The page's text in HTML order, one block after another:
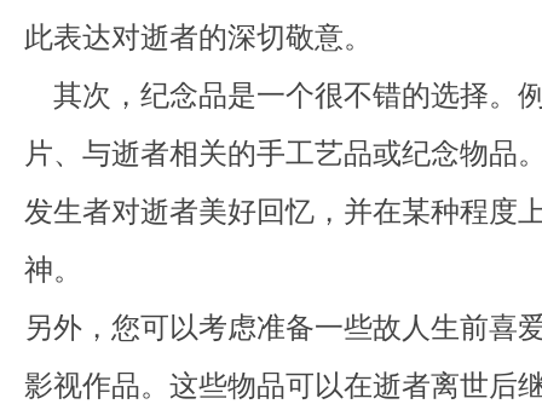
此表达对逝者的深切敬意。
其次，纪念品是一个很不错的选择。
片、与逝者相关的手工艺品或纪念物品
发生者对逝者美好回忆，并在某种程度
神。
另外，您可以考虑准备一些故人生前喜
影视作品。这些物品可以在逝者离世后